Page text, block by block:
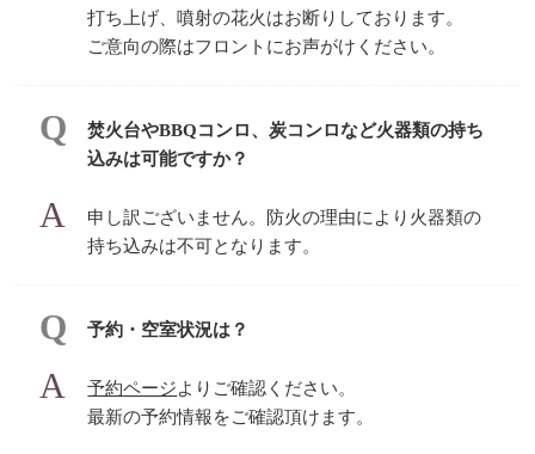
打ち上げ、噴射の花火はお断りしております。
ご意向の際はフロントにお声がけください。
焚火台やBBQコンロ、炭コンロなど火器類の持ち
込みは可能ですか？
申し訳ございません。防火の理由により火器類の
持ち込みは不可となります。
予約・空室状況は？
予約ページよりご確認ください。
最新の予約情報をご確認頂けます。